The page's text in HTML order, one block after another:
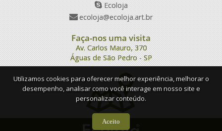
Ecoloja
ecoloja@ecoloja.art.br
Faça-nos uma visita
Av. Carlos Mauro, 370
Águas de São Pedro - SP
Utilizamos cookies para oferecer melhor experiência, melhorar o
desempenho, analisar como você interage em nosso site e
personalizar conteúdo.
Aceito